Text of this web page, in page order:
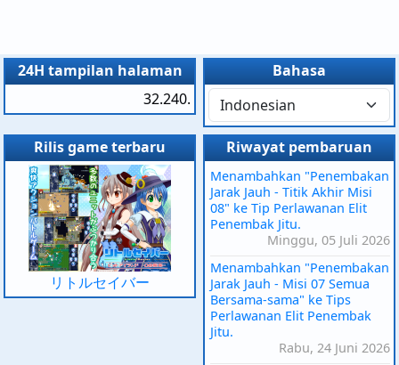
24H tampilan halaman
32.240.
Bahasa
Rilis game terbaru
リトルセイバー
Riwayat pembaruan
Menambahkan "Penembakan
Jarak Jauh - Titik Akhir Misi
08" ke Tip Perlawanan Elit
Penembak Jitu.
Minggu, 05 Juli 2026
Menambahkan "Penembakan
Jarak Jauh - Misi 07 Semua
Bersama-sama" ke Tips
Perlawanan Elit Penembak
Jitu.
Rabu, 24 Juni 2026